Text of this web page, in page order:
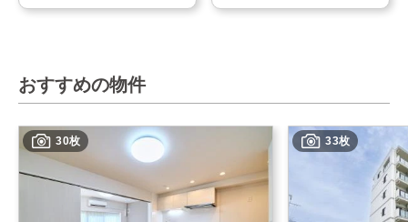
おすすめの物件
30枚 33枚